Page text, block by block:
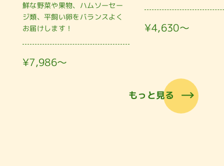
鮮な野菜や果物、ハムソーセー
ジ類、平飼い卵をバランスよく
お届けします！
¥7,986〜
¥4,630〜
もっと見る